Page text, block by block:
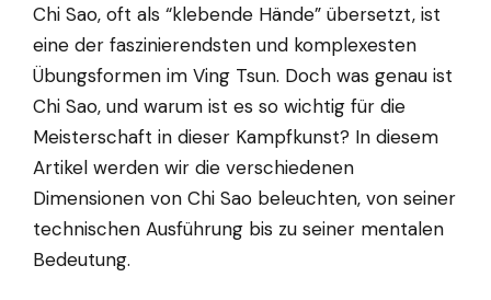
Chi Sao, oft als “klebende Hände” übersetzt, ist
eine der faszinierendsten und komplexesten
Übungsformen im Ving Tsun. Doch was genau ist
Chi Sao, und warum ist es so wichtig für die
Meisterschaft in dieser Kampfkunst? In diesem
Artikel werden wir die verschiedenen
Dimensionen von Chi Sao beleuchten, von seiner
technischen Ausführung bis zu seiner mentalen
Bedeutung.